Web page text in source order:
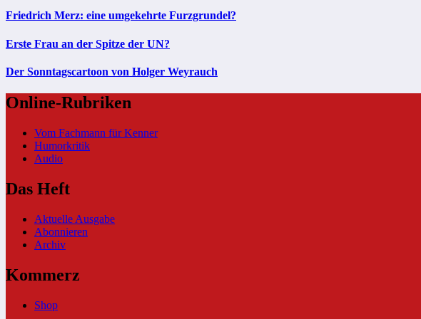
Friedrich Merz: eine umgekehrte Furzgrundel?
Erste Frau an der Spitze der UN?
Der Sonntagscartoon von Holger Weyrauch
Online-Rubriken
Vom Fachmann für Kenner
Humorkritik
Audio
Das Heft
Aktuelle Ausgabe
Abonnieren
Archiv
Kommerz
Shop